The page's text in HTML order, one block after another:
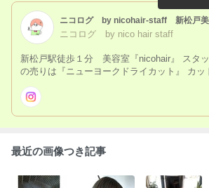
ニコログ by nico hair staff
新松戸駅徒歩１分 美容室『nicohair』 スタ
の売りは『ニューヨークドライカット』 カッ
ってもらいたいです☆ お店の事、髪の事、商
のプライベートも書いていきます☺️
最近の画像つき記事